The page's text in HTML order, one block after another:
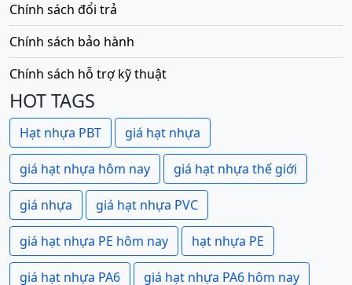
Chính sách đổi trả
Chính sách bảo hành
Chính sách hỗ trợ kỹ thuật
HOT TAGS
Hạt nhựa PBT giá hạt nhựa
giá hạt nhựa hôm nay giá hạt nhựa thế giới
giá nhựa giá hạt nhựa PVC
giá hạt nhựa PE hôm nay hạt nhựa PE
giá hạt nhựa PA6 giá hạt nhựa PA6 hôm nay